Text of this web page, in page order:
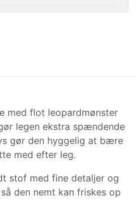
med flot leopardmønster
legen ekstra spændende
gør den hyggelig at bære
med efter leg.
stof med fine detaljer og
den nemt kan friskes op